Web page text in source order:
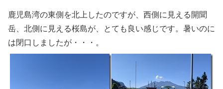
鹿児島湾の東側を北上したのですが、西側に見える開聞
岳、北側に見える桜島が、とても良い感じです。暑いのに
は閉口しましたが・・・。